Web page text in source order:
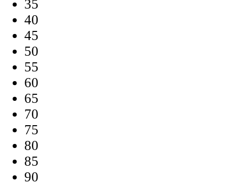
35
40
45
50
55
60
65
70
75
80
85
90